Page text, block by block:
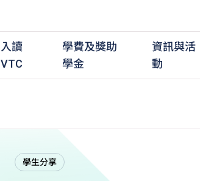
職前培訓課程
全日制中六或以上
入讀
VTC
職前培訓
全日制中六或以上
學費及獎助
學金
學費及資助
全日制中六或以上
資訊與活
動
入學資訊
最新動態
學生分享